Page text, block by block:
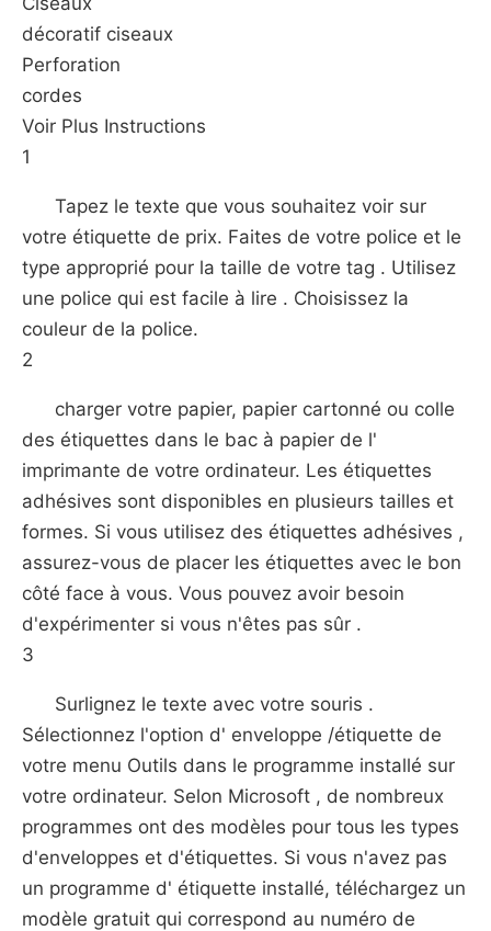
décoratif ciseaux
Perforation
cordes
Voir Plus Instructions
1
Tapez le texte que vous souhaitez voir sur
votre étiquette de prix. Faites de votre police et le
type approprié pour la taille de votre tag . Utilisez
une police qui est facile à lire . Choisissez la
couleur de la police.
2
charger votre papier, papier cartonné ou colle
des étiquettes dans le bac à papier de l'
imprimante de votre ordinateur. Les étiquettes
adhésives sont disponibles en plusieurs tailles et
formes. Si vous utilisez des étiquettes adhésives ,
assurez-vous de placer les étiquettes avec le bon
côté face à vous. Vous pouvez avoir besoin
d'expérimenter si vous n'êtes pas sûr .
3
Surlignez le texte avec votre souris .
Sélectionnez l'option d' enveloppe /étiquette de
votre menu Outils dans le programme installé sur
votre ordinateur. Selon Microsoft , de nombreux
programmes ont des modèles pour tous les types
d'enveloppes et d'étiquettes. Si vous n'avez pas
un programme d' étiquette installé, téléchargez un
modèle gratuit qui correspond au numéro de